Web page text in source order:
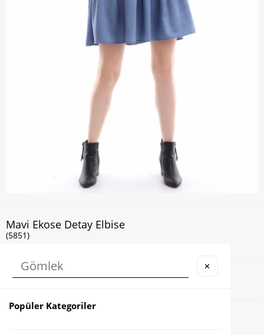
Mavi Ekose Detay Elbise
(5851)
Kapıda Nakit veya Kart ile Ödeme İmkanı
✕
Popüler Kategoriler